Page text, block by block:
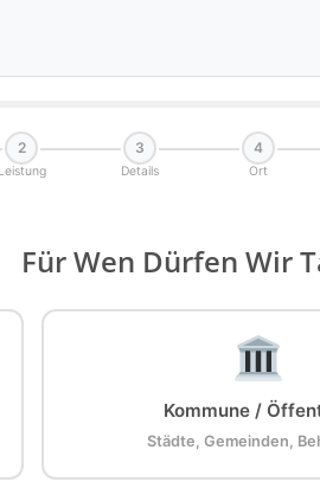
2
Leistung
3
Details
4
Ort
Für Wen Dürfen Wir
Kommune /
Städte, Gemeinden,